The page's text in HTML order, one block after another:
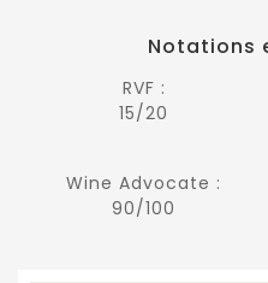
Notations
RVF :
15/20
Wine Advocate :
90/100